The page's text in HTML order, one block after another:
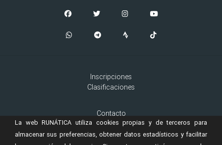
Inscripciones
Clasificaciones
Contacto
Aviso Legal
Cookies
La web RUNÁTICA utiliza cookies propias y de terceros para
almacenar sus preferencias, obtener datos estadísticos y facilitar